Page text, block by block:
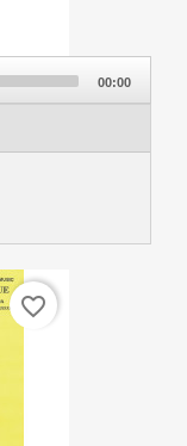
00:00
favorite_border